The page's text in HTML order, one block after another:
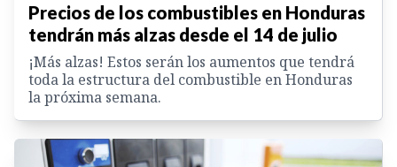
Precios de los combustibles en Honduras
tendrán más alzas desde el 14 de julio
¡Más alzas! Estos serán los aumentos que tendrá
toda la estructura del combustible en Honduras
la próxima semana.